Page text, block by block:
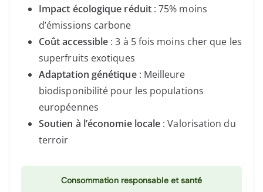
Impact écologique réduit: 75% moins
d’émissions carbone
Coût accessible : 3 à 5 fois moins cher que les
superfruits exotiques
Adaptation génétique: Meilleure
biodisponibilité pour les populations
européennes
Soutien à l’économie locale : Valorisation du
terroir
Consommation responsable et santé